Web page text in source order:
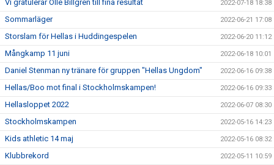
Vi gratulerar Olle Billgren till fina resultat 2022-07-18 18:38
Sommarläger 2022-06-21 17:08
Storslam för Hellas i Huddingespelen 2022-06-20 11:12
Mångkamp 11 juni 2022-06-18 10:01
Daniel Stenman ny tränare för gruppen "Hellas Ungdom" 2022-06-16 09:38
Hellas/Boo mot final i Stockholmskampen! 2022-06-16 09:33
Hellasloppet 2022 2022-06-07 08:30
Stockholmskampen 2022-05-16 14:23
Kids athletic 14 maj 2022-05-16 08:32
Klubbrekord 2022-05-11 10:59